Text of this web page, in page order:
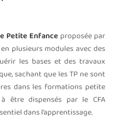
Petite Enfance proposée par
plusieurs modules avec des
les bases et des travaux
sachant que les TP ne sont
dans les formations petite
être dispensés par le CFA
dans l’apprentissage.